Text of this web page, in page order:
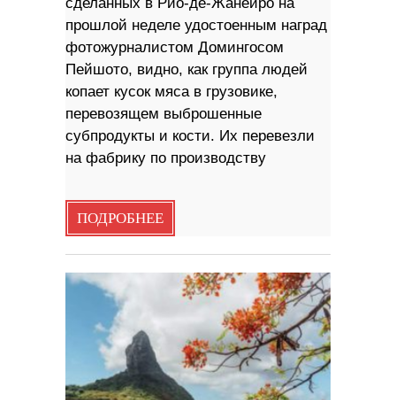
прошлой неделе удостоенным наград
фотожурналистом Домингосом
Пейшото, видно, как группа людей
копает кусок мяса в грузовике,
перевозящем выброшенные
субпродукты и кости. Их перевезли
на фабрику по производству
ПОДРОБНЕЕ